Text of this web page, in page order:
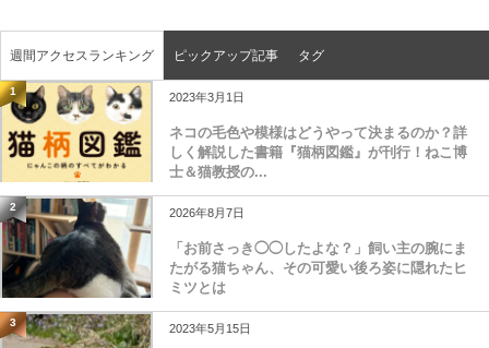
週間アクセスランキング ピックアップ記事 タグ
1 2023年3月1日
ネコの毛色や模様はどうやって決まるのか？詳
しく解説した書籍『猫柄図鑑』が刊行！ねこ博
士＆猫教授の...
2 2026年8月7日
「お前さっき◯◯したよな？」飼い主の腕にま
たがる猫ちゃん、その可愛い後ろ姿に隠れたヒ
ミツとは
3 2023年5月15日